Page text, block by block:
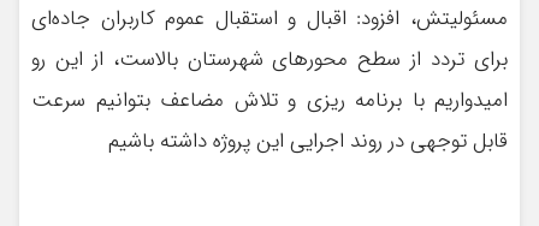
مسئولیتش، افزود: اقبال و استقبال عموم کاربران جاده‌ای
برای تردد از سطح محور‌های شهرستان بالاست، از این رو
امیدواریم با برنامه ریزی و تلاش مضاعف بتوانیم سرعت
قابل توجهی در روند اجرایی این پروژه داشته باشیم